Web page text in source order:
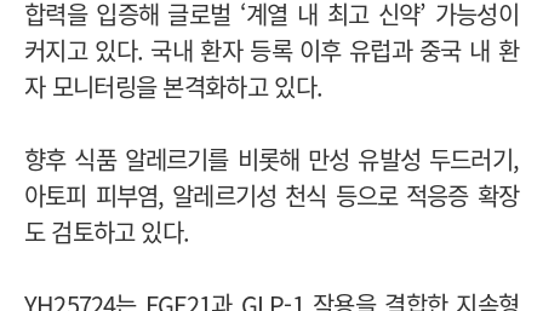
합력을 입증해 글로벌 ‘계열 내 최고 신약’ 가능성이
커지고 있다. 국내 환자 등록 이후 유럽과 중국 내 환
자 모니터링을 본격화하고 있다.
향후 식품 알레르기를 비롯해 만성 유발성 두드러기,
아토피 피부염, 알레르기성 천식 등으로 적응증 확장
도 검토하고 있다.
YH25724는 FGF21과 GLP-1 작용을 결합한 지속형